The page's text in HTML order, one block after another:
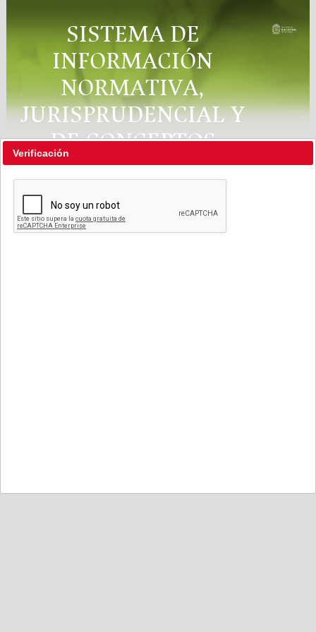
SISTEMA DE
INFORMACIÓN
NORMATIVA,
JURISPRUDENCIAL Y
DE CONCEPTOS
"RÉGIMEN LEGAL"
Verificación